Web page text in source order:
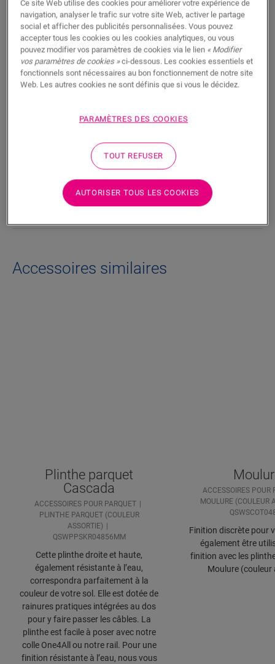
RECHERCHER
Fonctionnalités du produit
Cette moulure est une plinthe discrète et résistante à l’eau qui
correspond parfaitement à la couleur de votre sol. Une
poser avec la colle One4All. La moulure est également
Accessoires similaires
Plinthe parquet
Cascada
ACCESSOIRES POUR PARQUET
PLINTHE PARQUET (COULEUR
ASSORTIE)
QSWPPSKR04856MM
Cette plinthe droite et haute,
également résistante à l’eau,
correspondra parfaitement à la
couleur de votre sol. Elle est dotée de
rainures pratiques intégrées au dos
pour y faire passer les câbles. La
plinthe est facile à poser avec notre
colle One4All ou notre rail. Pour une
finition résistante à l’eau, nous vous
ACCESSOIRES POUR
MOULURE (COULEUR
Finition discrète pour
également être
finition avec les
Moulure (couleur
Ce site Web utilise des cookies pour améliorer votre expérience de
navigation, analyser le trafic sur votre site Web, activer le partage
social et afficher des publicités personnalisées. Vous pouvez
accepter tous les cookies ou les cookies analytiques, ou vous
pouvez modifier vos paramètres de cookies via le lien « Modifier
vos paramètres de cookies »ci-dessous. Les cookies essentiels et
fonctionnels sont nécessaires au bon fonctionnement de notre site
Web. Les autres cookies ne sont définis que si vous le décidez.
PARAMÈTRES DES COOKIES
TOUT REFUSER
AUTORISER TOUS LES COOKIES